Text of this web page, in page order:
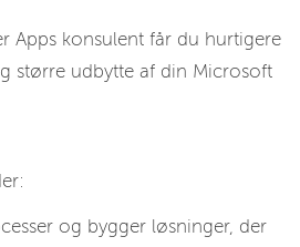
Apps konsulent får du hurtigere
større udbytte af din Microsoft
og bygger løsninger, der